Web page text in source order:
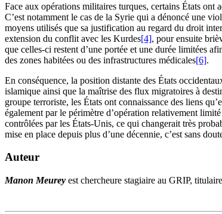
Face aux opérations militaires turques, certains États ont
C’est notamment le cas de la Syrie qui a dénoncé une
moyens utilisés que sa justification au regard du droit
extension du conflit avec les Kurdes[4], pour ensuite
que celles-ci restent d’une portée et une durée limitées
des zones habitées ou des infrastructures médicales[6].
En conséquence, la position distante des États
islamique ainsi que la maîtrise des flux migratoires à
groupe terroriste, les États ont connaissance des liens
également par le périmètre d’opération relativement
contrôlées par les États-Unis, ce qui changerait très
mise en place depuis plus d’une décennie, c’est sans
Auteur
Manon Meurey est chercheure stagiaire au GRIP,